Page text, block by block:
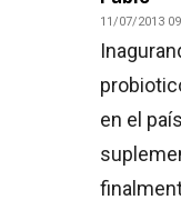
11/07/2013
en el